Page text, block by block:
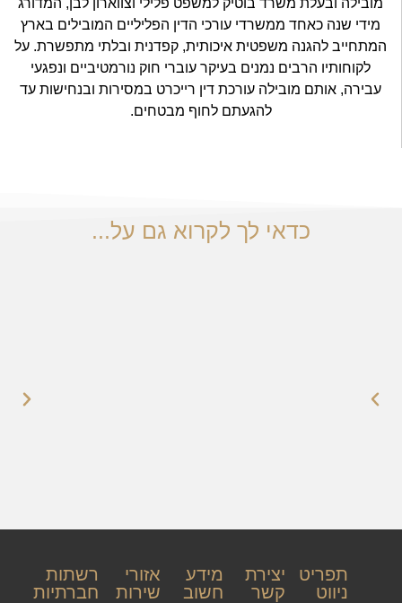
מידי שנה כאחד ממשרדי עורכי הדין הפליליים המובילים בארץ
המתחייב להגנה משפטית איכותית, קפדנית ובלתי מתפשרת. על
לקוחותיו הרבים נמנים בעיקר עוברי חוק נורמטיביים ונפגעי
עבירה, אותם מובילה עורכת דין רייכרט במסירות ובנחישות עד
להגעתם לחוף מבטחים.
כדאי לך לקרוא גם על...
תפריט
ניווט
יצירת
קשר
מידע
חשוב
אזורי
שירות
רשתות
חברתיות